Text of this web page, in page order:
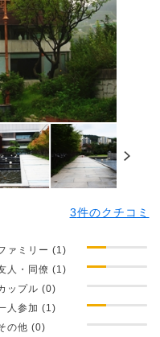
3件のクチコミ
ァミリー (1)
人・同僚 (1)
ップル (0)
人参加 (1)
の他 (0)